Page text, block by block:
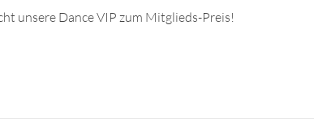
unsere Dance VIP zum Mitglieds-Preis!